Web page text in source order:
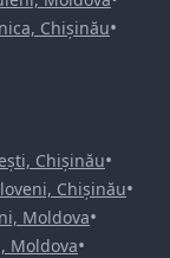
Chișinău•
Chișinău•
Chișinău•
Moldova•
Moldova•